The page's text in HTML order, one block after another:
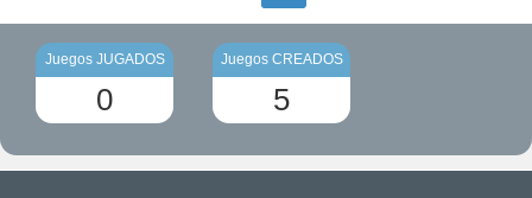
Juegos JUGADOS
0
Juegos CREADOS
5